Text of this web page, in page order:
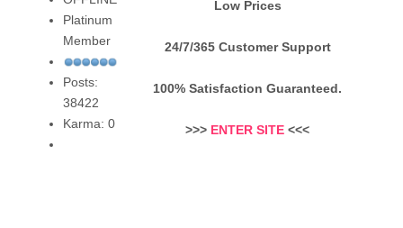
Platinum
Member
Posts:
38422
Karma: 0
Low Prices
24/7/365 Customer Support
100% Satisfaction Guaranteed.
>>> ENTER SITE <<<